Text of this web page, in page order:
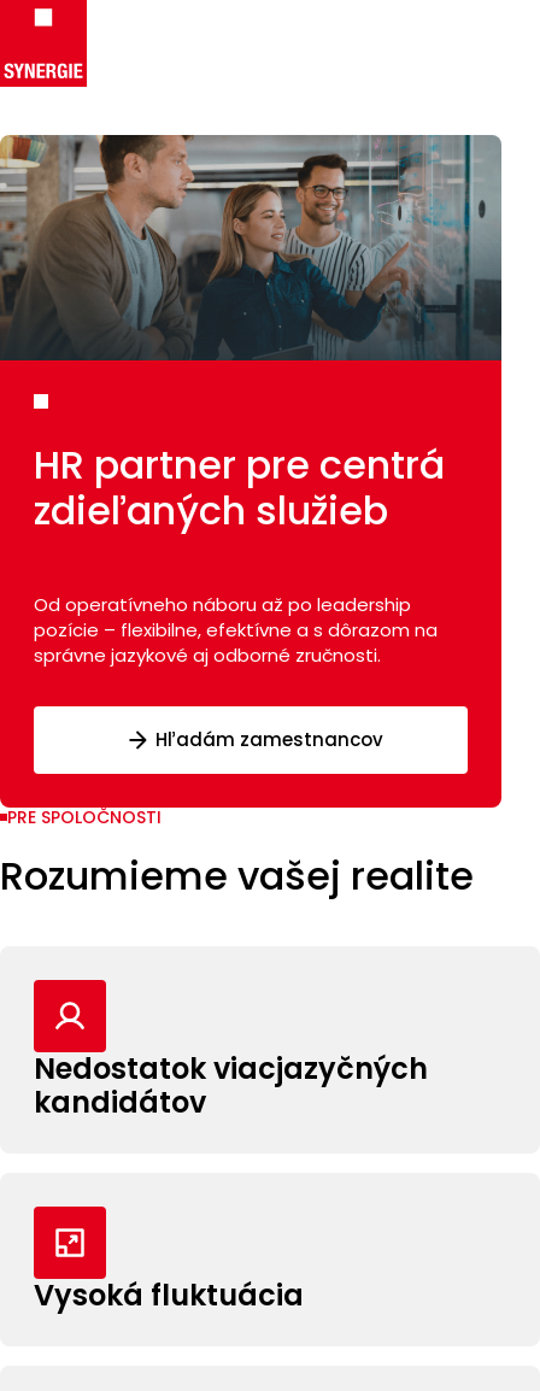
Preskočiť na obsah
HR partner pre centrá
zdieľaných služieb
Od operatívneho náboru až po leadership
pozície – flexibilne, efektívne a s dôrazom na
správne jazykové aj odborné zručnosti.
Hľadám zamestnancov
PRE SPOLOČNOSTI
Rozumieme vašej realite
Nedostatok viacjazyčných
kandidátov
Vysoká fluktuácia